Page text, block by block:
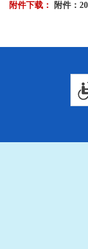
附件下载： 附件：